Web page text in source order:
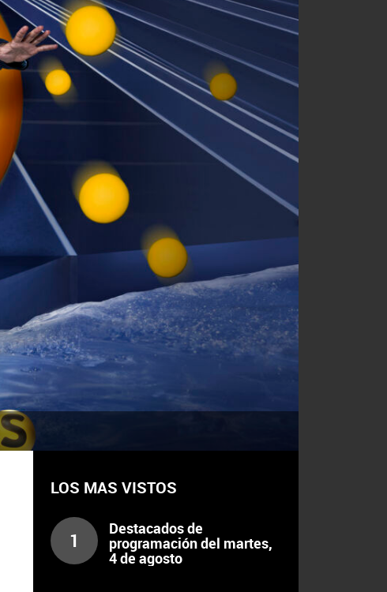
LOS MAS VISTOS
1
Destacados de
programación del martes,
4 de agosto